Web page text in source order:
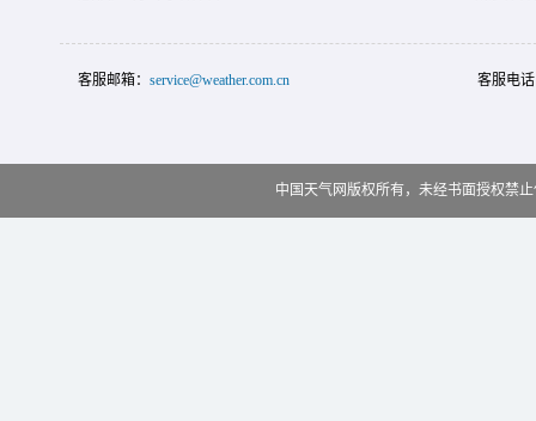
客服邮箱： service@weather.com.cn 客服电
中国天气网版权所有，未经书面授权